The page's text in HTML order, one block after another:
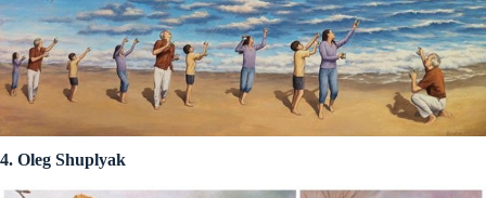
4. Oleg Shuplyak